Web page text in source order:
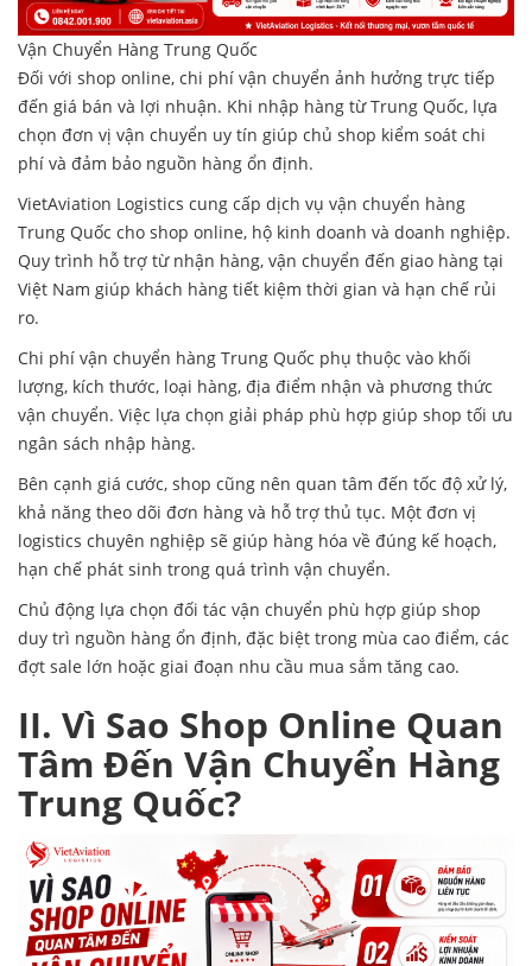
Vận Chuyển Hàng Trung Quốc
Đối với shop online, chi phí vận chuyển ảnh hưởng trực tiếp
đến giá bán và lợi nhuận. Khi nhập hàng từ Trung Quốc, lựa
chọn đơn vị vận chuyển uy tín giúp chủ shop kiểm soát chi
phí và đảm bảo nguồn hàng ổn định.
VietAviation Logistics cung cấp dịch vụ vận chuyển hàng
Trung Quốc cho shop online, hộ kinh doanh và doanh nghiệp.
Quy trình hỗ trợ từ nhận hàng, vận chuyển đến giao hàng tại
Việt Nam giúp khách hàng tiết kiệm thời gian và hạn chế rủi
ro.
Chi phí vận chuyển hàng Trung Quốc phụ thuộc vào khối
lượng, kích thước, loại hàng, địa điểm nhận và phương thức
vận chuyển. Việc lựa chọn giải pháp phù hợp giúp shop tối ưu
ngân sách nhập hàng.
Bên cạnh giá cước, shop cũng nên quan tâm đến tốc độ xử lý,
khả năng theo dõi đơn hàng và hỗ trợ thủ tục. Một đơn vị
logistics chuyên nghiệp sẽ giúp hàng hóa về đúng kế hoạch,
hạn chế phát sinh trong quá trình vận chuyển.
Chủ động lựa chọn đối tác vận chuyển phù hợp giúp shop
duy trì nguồn hàng ổn định, đặc biệt trong mùa cao điểm, các
đợt sale lớn hoặc giai đoạn nhu cầu mua sắm tăng cao.
II. Vì Sao Shop Online Quan
Tâm Đến Vận Chuyển Hàng
Trung Quốc?